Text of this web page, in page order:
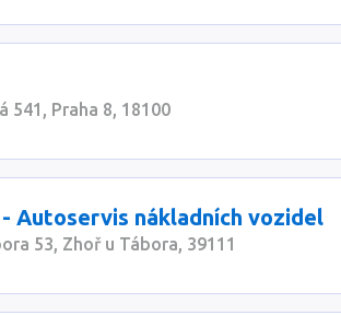
541, Praha 8, 18100
Autoservis nákladních vozidel
53, Zhoř u Tábora, 39111